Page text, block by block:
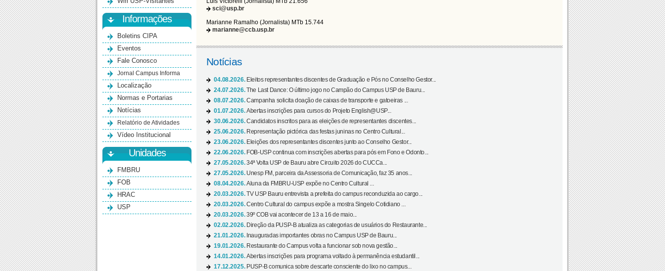
Informações
Boletins CIPA
Eventos
Fale Conosco
Jornal Campus Informa
Localização
Normas e Portarias
Notícias
Relatório de Atividades
Vídeo Institucional
Unidades
FMBRU
FOB
HRAC
USP
sci@usp.br
Marianne Ramalho (Jornalista) MTb 15.744
marianne@ccb.usp.br
Notícias
04.08.2026. Eleitos representantes discentes de Graduação e Pós no Conselho Gestor...
24.07.2026.The Last Dance: O último jogo no Campão do Campus USP de Bauru...
08.07.2026.Campanha solicita doação de caixas de transporte e gatoeiras ...
01.07.2026.Abertas inscrições para cursos do Projeto English@USP...
30.06.2026.Candidatos inscritos para as eleições de representantes discentes...
25.06.2026. Representação pictórica das festas juninas no Centro Cultural...
23.06.2026. Eleições dos representantes discentes junto ao Conselho Gestor...
22.06.2026. FOB-USP continua com inscrições abertas para pós em Fono e Odonto...
27.05.2026.34ª Volta USP de Bauru abre Circuito 2026 do CUCCa...
27.05.2026. Unesp FM, parceira da Assessoria de Comunicação, faz 35 anos...
08.04.2026.Aluna da FMBRU-USP expõe no Centro Cultural ...
20.03.2026.TV USP Bauru entrevista a prefeita do campus reconduzida ao cargo...
20.03.2026.Centro Cultural do campus expõe a mostra Singelo Cotidiano ...
20.03.2026.39º COB vai acontecer de 13 a 16 de maio...
02.02.2026. Direção da PUSP-B atualiza as categorias de usuários do Restaurante...
21.01.2026. Inauguradas importantes obras no Campus USP de Bauru...
19.01.2026. Restaurante do Campus volta a funcionar sob nova gestão...
14.01.2026.Abertas inscrições para programa voltado à permanência estudantil...
17.12.2025. PUSP-B comunica sobre descarte consciente do lixo no campus...